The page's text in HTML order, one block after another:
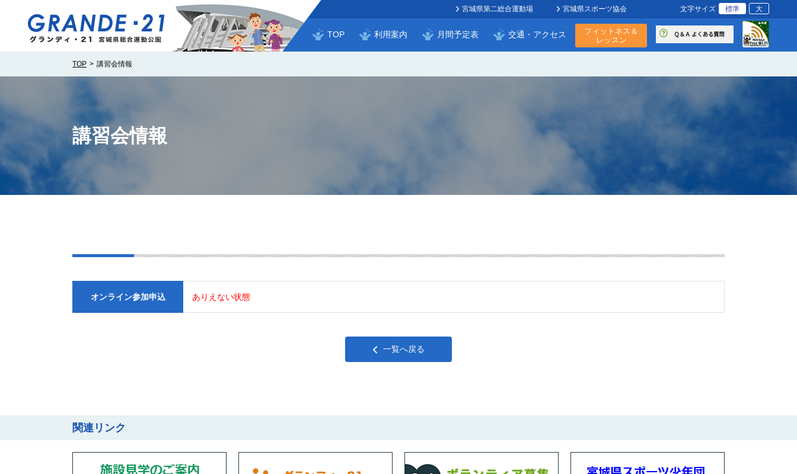
宮城県第二総合運動場 宮城県スポーツ協会
TOP 利用案内 月間予定表 交通・アクセス
フィットネス＆
レッスン
文字サイズ 標準 大
TOP 講習会情報
講習会情報
オンライン参加申込 ありえない状態
一覧へ戻る
関連リンク